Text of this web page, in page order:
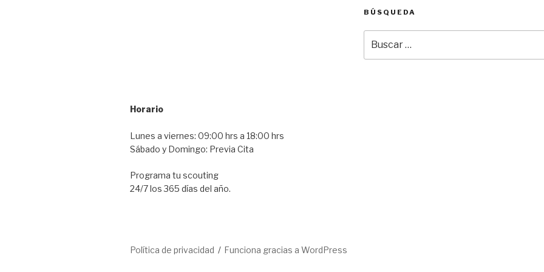
Horario
Lunes a viernes: 09:00 hrs a 18:00 hrs
Sábado y Domingo: Previa Cita
Programa tu scouting
24/7 los 365 días del año.
BÚSQUEDA
por:
Política de privacidad Funciona gracias a WordPress